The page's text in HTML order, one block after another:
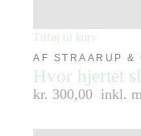
Tilføj til kurv
AF STRAARUP &
Hvor hjertet
kr. 300,00 inkl.